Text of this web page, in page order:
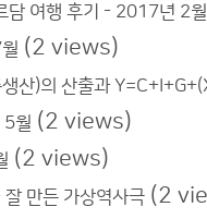
담 여행 후기 - 2017년 2월
(2 views)
생산)의 산출과
5월 (2 views)
(2 views)
만든 가상역사극 (2